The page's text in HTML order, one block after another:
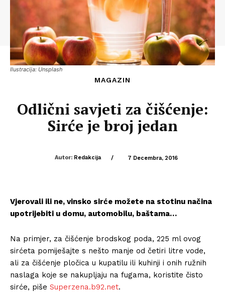
Ilustracija: Unsplash
MAGAZIN
Odlični savjeti za čišćenje:
Sirće je broj jedan
Autor: Redakcija / 7 Decembra, 2016
Vjerovali ili ne, vinsko sirće možete na stotinu načina
upotrijebiti u domu, automobilu, baštama…
Na primjer, za čišćenje brodskog poda, 225 ml ovog
sirćeta pomiješajte s nešto manje od četiri litre vode,
ali za čišćenje pločica u kupatilu ili kuhinji i onih ružnih
naslaga koje se nakupljaju na fugama, koristite čisto
sirće, piše Superzena.b92.net.